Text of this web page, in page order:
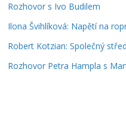
Rozhovor s Ivo Budilem
Ilona Švihlíková: Napětí na
Robert Kotzian: Společný
Rozhovor Petra Hampla s